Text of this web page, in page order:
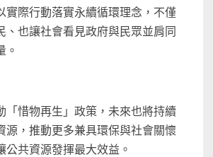
實際行動落實永續循環理念，不僅
、也讓社會看見政府與民眾並肩同
。
「惜物再生」政策，未來也將持續
源，推動更多兼具環保與社會關懷
公共資源發揮最大效益。